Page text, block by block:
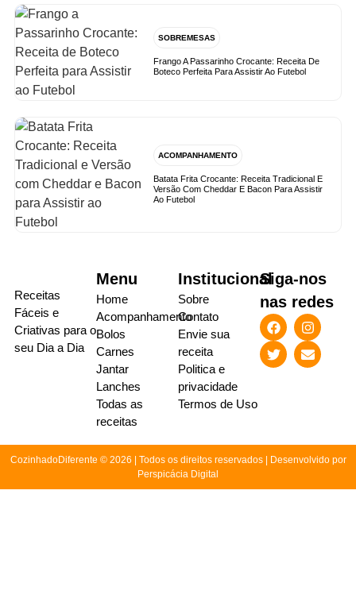
SOBREMESAS
Frango A Passarinho Crocante: Receita De
Boteco Perfeita Para Assistir Ao Futebol
ACOMPANHAMENTO
Batata Frita Crocante: Receita Tradicional E
Versão Com Cheddar E Bacon Para Assistir
Ao Futebol
Receitas
Fáceis e
Criativas para o
seu Dia a Dia
Menu
Home
Acompanhamento
Bolos
Carnes
Jantar
Lanches
Todas as
receitas
Institucional
Sobre
Contato
Envie sua
receita
Politica e
privacidade
Termos de Uso
Siga-nos
nas redes
CozinhadoDiferente © 2026 | Todos os direitos reservados | Desenvolvido por
Perspicácia Digital